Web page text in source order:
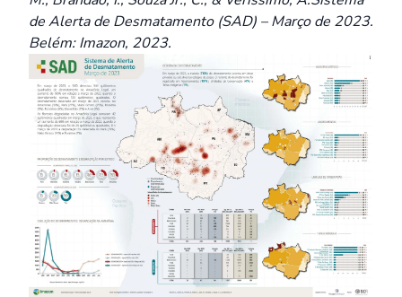
de Alerta de Desmatamento (SAD) – Março de 2023.
Belém: Imazon, 2023.